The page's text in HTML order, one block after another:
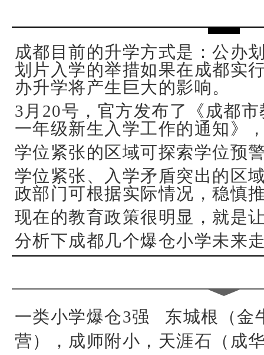
成都目前的升学方式是：公办
划片入学的举措如果在成都实
办升学将产生巨大的影响。
3月20号，官方发布了《成都
一年级新生入学工作的通知》
学位紧张的区域可探索学位预
学位紧张、入学矛盾突出的区
政部门可根据实际情况，稳慎
现在的教育政策很明显，就是
分析下成都几个爆仓小学未来
一类小学爆仓3强 东城根（金
营），成师附小，天涯石（成